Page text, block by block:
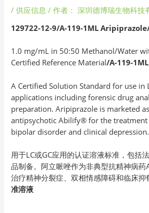
/供应信息 / 作者： 深圳德博瑞生物科技
129722-12-9/A-119-1ML
1.0 mg/mL in 50:50 Methanol/Water
Certified Reference Material/A-119-1ML
A Certified Solution Standard for use in
applications including forensic drug
preparation. Aripiprazole is marketed
antipsychotic Abilify® for the treatment
bipolar disorder and clinical depression.
用于LC或GC应用的认证溶液标准，包括
品制备。阿立哌唑作为非典型抗精神病
治疗精神分裂症、双相情感障碍和临床抑
准溶液